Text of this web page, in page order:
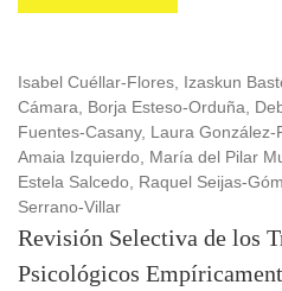
Isabel Cuéllar-Flores, Izaskun
Cámara, Borja Esteso-Orduña,
Fuentes-Casany, Laura González-
Amaia Izquierdo, María del Pilar
Estela Salcedo, Raquel Seijas-
Serrano-Villar
Revisión Selectiva de los
Psicológicos